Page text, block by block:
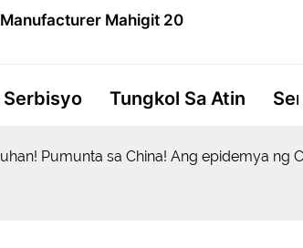
Mahigit 20
Serbisyo Tungkol Sa Atin
Pumunta sa China! Ang epidemya ng